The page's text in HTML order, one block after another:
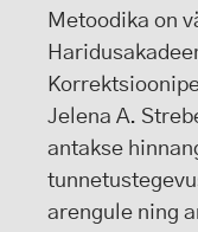
Metoodika on
Jelena A.
antakse
arengule ning